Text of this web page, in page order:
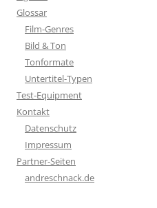
Glossar
Film-Genres
Bild & Ton
Tonformate
Untertitel-Typen
Test-Equipment
Kontakt
Datenschutz
Impressum
Partner-Seiten
andreschnack.de